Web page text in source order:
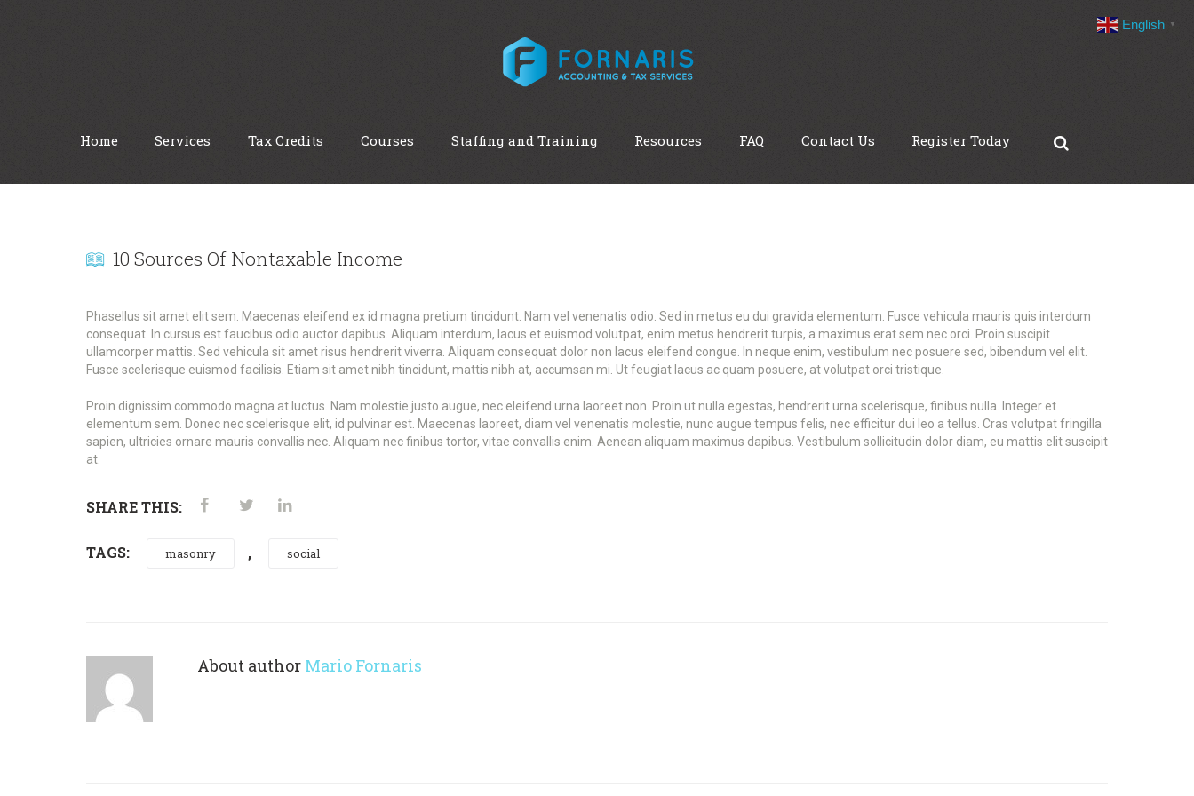
Home Services Tax Credits Courses Staffing and Training Resources FAQ Contact Us Register Today
10 Sources Of Nontaxable Income
Phasellus sit amet elit sem. Maecenas eleifend ex id magna pretium tincidunt. Nam vel venenatis odio. Sed in metus eu dui gravida elementum. Fusce vehicula mauris quis interdum
consequat. In cursus est faucibus odio auctor dapibus. Aliquam interdum, lacus et euismod volutpat, enim metus hendrerit turpis, a maximus erat sem nec orci. Proin suscipit
ullamcorper mattis. Sed vehicula sit amet risus hendrerit viverra. Aliquam consequat dolor non lacus eleifend congue. In neque enim, vestibulum nec posuere sed, bibendum vel elit.
Fusce scelerisque euismod facilisis. Etiam sit amet nibh tincidunt, mattis nibh at, accumsan mi. Ut feugiat lacus ac quam posuere, at volutpat orci tristique.
Proin dignissim commodo magna at luctus. Nam molestie justo augue, nec eleifend urna laoreet non. Proin ut nulla egestas, hendrerit urna scelerisque, finibus nulla. Integer et
elementum sem. Donec nec scelerisque elit, id pulvinar est. Maecenas laoreet, diam vel venenatis molestie, nunc augue tempus felis, nec efficitur dui leo a tellus. Cras volutpat fringilla
sapien, ultricies ornare mauris convallis nec. Aliquam nec finibus tortor, vitae convallis enim. Aenean aliquam maximus dapibus. Vestibulum sollicitudin dolor diam, eu mattis elit suscipit
at.
SHARE THIS:
TAGS: masonry , social
About author Mario Fornaris
English ▼